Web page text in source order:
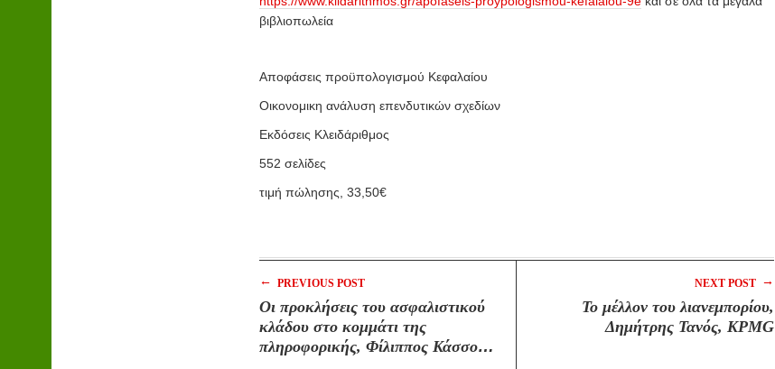
βιβλιοπωλεία
Aποφάσεις προϋπολογισμού Κεφαλαίου
Οικονομικη ανάλυση επενδυτικών σχεδίων
Εκδόσεις Κλειδάριθμος
552 σελίδες
τιμή πώλησης, 33,50€
← PREVIOUS POST
Οι προκλήσεις του ασφαλιστικού
κλάδου στο κομμάτι της
πληροφορικής, Φίλιππος Κάσσος,
NEXT POST →
Το μέλλον του λιανεμπορίου,
Δημήτρης Τανός, KPMG